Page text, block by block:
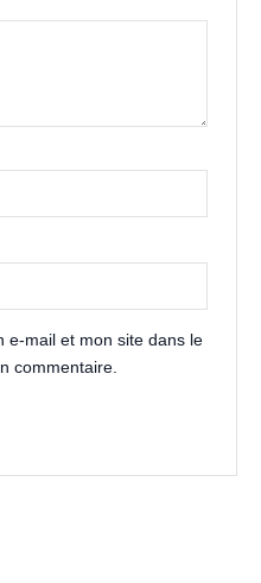
e-mail et mon site dans le
commentaire.